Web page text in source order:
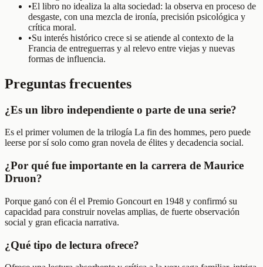
•El libro no idealiza la alta sociedad: la observa en proceso de
desgaste, con una mezcla de ironía, precisión psicológica y
crítica moral.
•Su interés histórico crece si se atiende al contexto de la
Francia de entreguerras y al relevo entre viejas y nuevas
formas de influencia.
Preguntas frecuentes
¿Es un libro independiente o parte de una serie?
Es el primer volumen de la trilogía La fin des hommes, pero puede
leerse por sí solo como gran novela de élites y decadencia social.
¿Por qué fue importante en la carrera de Maurice
Druon?
Porque ganó con él el Premio Goncourt en 1948 y confirmó su
capacidad para construir novelas amplias, de fuerte observación
social y gran eficacia narrativa.
¿Qué tipo de lectura ofrece?